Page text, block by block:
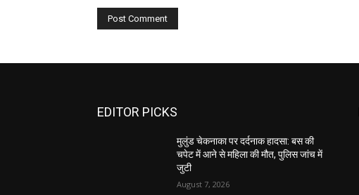
EDITOR PICKS
मुलुंड चेकनाका पर दर्दनाक हादसा: बस की
चपेट में आने से महिला की मौत, पुलिस जांच में
जुटी
August 7, 2026